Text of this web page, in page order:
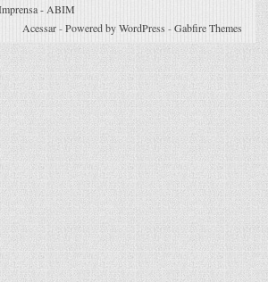
- ABIM
Acessar-Powered by WordPress -Gabfire Themes